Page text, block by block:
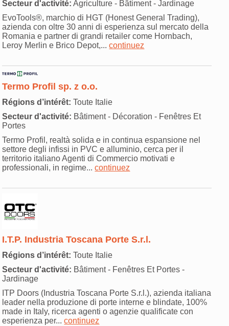
Secteur d'activité: Agriculture - Bâtiment - Jardinage
EvoTools®, marchio di HGT (Honest General Trading),
azienda con oltre 30 anni di esperienza sul mercato della
Romania e partner di grandi retailer come Hornbach,
Leroy Merlin e Brico Depot,...continuez
Termo Profil sp. z o.o.
Régions d’intérêt: Toute Italie
Secteur d'activité: Bâtiment - Décoration - Fenêtres Et
Portes
Termo Profil, realtà solida e in continua espansione nel
settore degli infissi in PVC e alluminio, cerca per il
territorio italiano Agenti di Commercio motivati e
professionali, in regime...continuez
I.T.P. Industria Toscana Porte S.r.l.
Régions d’intérêt: Toute Italie
Secteur d'activité: Bâtiment - Fenêtres Et Portes -
Jardinage
ITP Doors (Industria Toscana Porte S.r.l.), azienda italiana
leader nella produzione di porte interne e blindate, 100%
made in Italy, ricerca agenti o agenzie qualificate con
esperienza per...continuez